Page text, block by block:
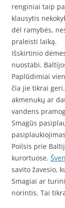
renginiai taip
klausytis
dėl ramybės,
praleisti laiką.
Išskirtinio
nuostabi.
Paplūdimiai
čia jie tikrai
akmenukų ar
vandens
Smagūs
Poilsis prie
kurortuose.
savito žavesio,
Smagiai ar
norintis. Tai